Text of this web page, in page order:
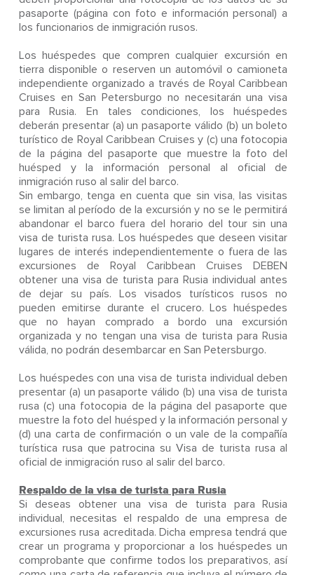
pasaporte (página con foto e información personal) a
los funcionarios de inmigración rusos.
Los huéspedes que compren cualquier excursión en
tierra disponible o reserven un automóvil o camioneta
independiente organizado a través de Royal Caribbean
Cruises en San Petersburgo no necesitarán una visa
para Rusia. En tales condiciones, los huéspedes
deberán presentar (a) un pasaporte válido (b) un boleto
turístico de Royal Caribbean Cruises y (c) una fotocopia
de la página del pasaporte que muestre la foto del
huésped y la información personal al oficial de
inmigración ruso al salir del barco.
Sin embargo, tenga en cuenta que sin visa, las visitas
se limitan al período de la excursión y no se le permitirá
abandonar el barco fuera del horario del tour sin una
visa de turista rusa. Los huéspedes que deseen visitar
lugares de interés independientemente o fuera de las
excursiones de Royal Caribbean Cruises DEBEN
obtener una visa de turista para Rusia individual antes
de dejar su país. Los visados turísticos rusos no
pueden emitirse durante el crucero. Los huéspedes
que no hayan comprado a bordo una excursión
organizada y no tengan una visa de turista para Rusia
válida, no podrán desembarcar en San Petersburgo.
Los huéspedes con una visa de turista individual deben
presentar (a) un pasaporte válido (b) una visa de turista
rusa (c) una fotocopia de la página del pasaporte que
muestre la foto del huésped y la información personal y
(d) una carta de confirmación o un vale de la compañía
turística rusa que patrocina su Visa de turista rusa al
oficial de inmigración ruso al salir del barco.
Respaldo de la visa de turista para Rusia
Si deseas obtener una visa de turista para Rusia
individual, necesitas el respaldo de una empresa de
excursiones rusa acreditada. Dicha empresa tendrá que
crear un programa y proporcionar a los huéspedes un
comprobante que confirme todos los preparativos, así